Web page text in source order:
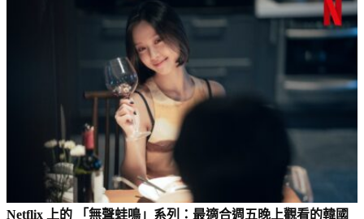
Netflix 上的 「無聲蛙鳴」系列：最適合週五晚上觀看的韓國